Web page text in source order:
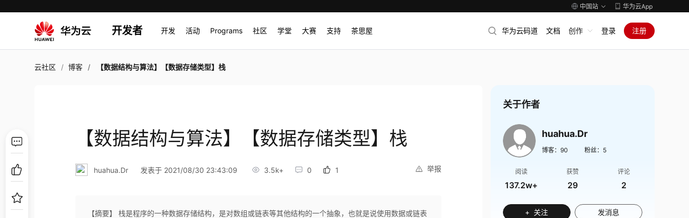
中国站 华为云App
开发者 开发 活动 Programs 社区 学堂 大赛 支持 茶思屋 华为云码道 文档 创作 登录 注册
云社区 博客 【数据结构与算法】【数据存储类型】栈
【数据结构与算法】【数据存储类型】栈
举报
huahua.Dr 发表于 2021/08/30 23:43:09 3.5k+ 0 1
【摘要】 栈是程序的一种数据存储结构，是对数组或链表等其他结构的一个抽象，也就是说使用数据或链表
关于作者
huahua.Dr
博客： 90 粉丝： 5
阅读
137.2w+
获赞
29
评论
2
+ 关注 发消息